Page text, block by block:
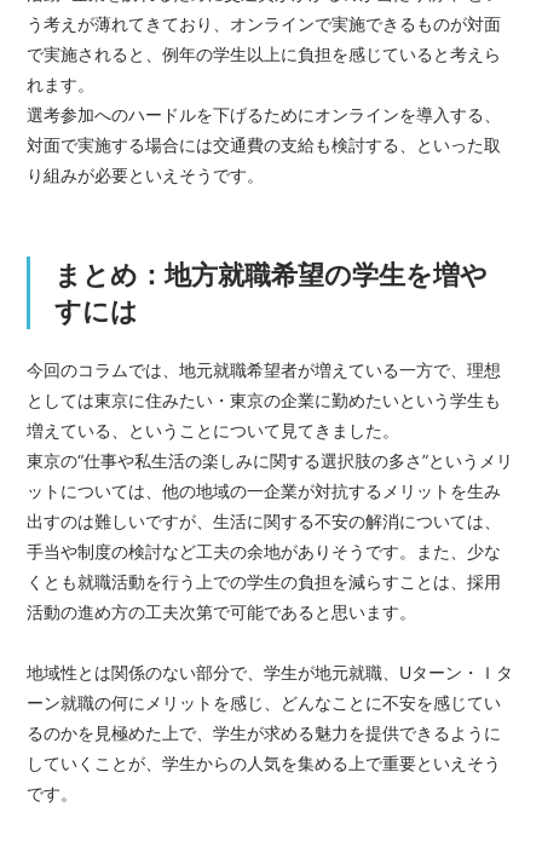
う考えが薄れてきており、オンラインで実施できるものが対面
で実施されると、例年の学生以上に負担を感じていると考えら
れます。
選考参加へのハードルを下げるためにオンラインを導入する、
対面で実施する場合には交通費の支給も検討する、といった取
り組みが必要といえそうです。
まとめ：地方就職希望の学生を増や
すには
今回のコラムでは、地元就職希望者が増えている一方で、理想
としては東京に住みたい・東京の企業に勤めたいという学生も
増えている、ということについて見てきました。
東京の“仕事や私生活の楽しみに関する選択肢の多さ”というメリ
ットについては、他の地域の一企業が対抗するメリットを生み
出すのは難しいですが、生活に関する不安の解消については、
手当や制度の検討など工夫の余地がありそうです。また、少な
くとも就職活動を行う上での学生の負担を減らすことは、採用
活動の進め方の工夫次第で可能であると思います。
地域性とは関係のない部分で、学生が地元就職、Uターン・Ｉタ
ーン就職の何にメリットを感じ、どんなことに不安を感じてい
るのかを見極めた上で、学生が求める魅力を提供できるように
していくことが、学生からの人気を集める上で重要といえそう
です。